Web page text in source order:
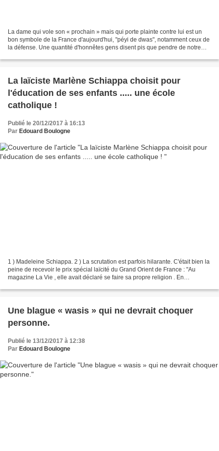
La dame qui vole son « prochain » mais qui porte plainte contre lui est un
bon symbole de la France d'aujourd'hui, "péyi de dwas", notamment ceux de
la défense. Une quantité d'honnêtes gens disent pis que pendre de notre
La laïciste Marlène Schiappa choisit pour
l'éducation de ses enfants ..... une école
catholique !
Publié le 20/12/2017 à 16:13
Par Edouard Boulogne
1 ) Madeleine Schiappa. 2 ) La scrutation est parfois hilarante. C'était bien la
peine de recevoir le prix spécial laïcité du Grand Orient de France : "Au
magazine La Vie , elle avait déclaré se faire sa propre religion . En
Une blague « wasis » qui ne devrait choquer
personne.
Publié le 13/12/2017 à 12:38
Par Edouard Boulogne